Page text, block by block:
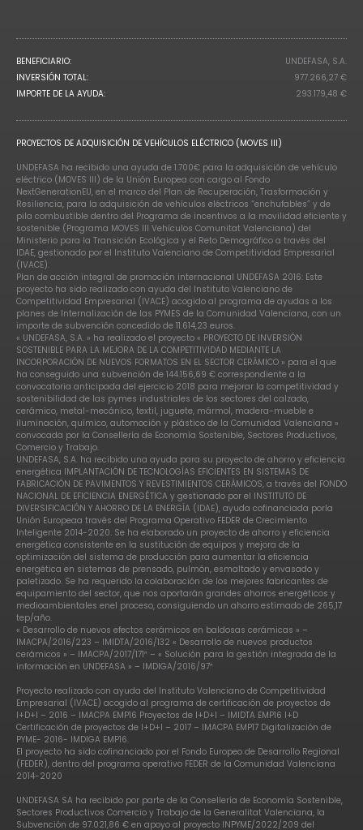
BENEFICIARIO:
UNDEFASA, S.A.
INVERSIÓN TOTAL:
977.266,27 €
IMPORTE DE LA AYUDA:
293.179,48 €
PROYECTOS DE ADQUISICIÓN DE VEHÍCULOS ELÉCTRICO (MOVES III)
UNDEFASA ha recibido una ayuda de 1.700€ para la adquisición de vehículo
eléctrico (MOVES III) de la Unión Europea con cargo al Fondo
NextGenerationEU, en el marco del Plan de Recuperación, Trasformación y
Resiliencia, para la adquisición de vehículos eléctricos “enchufables” y de
pila combustible dentro del Programa de incentivos a la movilidad eficiente y
sostenible (Programa MOVES III Vehículos Comunitat Valenciana) del
Ministerio para la Transición Ecológica y el Reto Demográfico a través del
IDAE, gestionado por el Instituto Valenciano de Competitividad Empresarial
(IVACE).
Plan de acción integral de promoción internacional UNDEFASA 2016: Este
proyecto ha sido realizado con ayuda del Instituto Valenciano de
Competitividad Empresarial (IVACE) acogido al programa de ayudas a los
planes de Internalización de las PYMES de la Comunidad Valenciana, con un
importe de subvención concedido de 11.614,23 euros.
« UNDEFASA, S.A. » ha realizado el proyecto « PROYECTO DE INVERSIÓN
SOSTENIBLE PARA LA MEJORA DE LA COMPETITIVIDAD MEDIANTE LA
INCORPORACIÓN DE NUEVOS FORMATOS EN EL SECTOR CERÁMICO » para el que
ha conseguido una subvención de 144.156,69 € correspondiente a la
convocatoria anticipada del ejercicio 2018 para mejorar la competitividad y
sostenibilidad de las pymes industriales de los sectores del calzado,
cerámico, metal-mecánico, textil, juguete, mármol, madera-mueble e
iluminación, químico, automoción y plástico de la Comunidad Valenciana »
convocada por la Consellería de Economía Sostenible, Sectores Productivos,
Comercio y Trabajo.
UNDEFASA, S.A. ha recibido una ayuda para su proyecto de ahorro y eficiencia
energética IMPLANTACIÓN DE TECNOLOGÍAS EFICIENTES EN SISTEMAS DE
FABRICACIÓN DE PAVIMENTOS Y REVESTIMIENTOS CERÁMICOS, a través del FONDO
NACIONAL DE EFICIENCIA ENERGÉTICA y gestionado por el INSTITUTO DE
DIVERSIFICACIÓN Y AHORRO DE LA ENERGÍA (IDAE), ayuda cofinanciada porla
Unión Europeaa través del Programa Operativo FEDER de Crecimiento
Inteligente 2014-2020. Se ha elaborado un proyecto de ahorro y eficiencia
energética consistente en la sustitución de equipos y mejora de la
optimización del sistema de producción para aumentar la eficiencia
energética en sistemas de prensado, pulmón, esmaltado y envasado y
paletizado. Se ha requerido la colaboración de los mejores fabricantes de
equipamiento del sector, que nos aportarán grandes ahorros energéticos y
medioambientales enel proceso, consiguiendo un ahorro estimado de 265,17
tep/año.
« Desarrollo de nuevos efectos cerámicos en baldosas cerámicas » –
IMACPA/2016/223 – IMIDTA/2016/132 « Desarrollo de nuevos productos
cerámicos » – IMACPA/2017/171″ – « Solución para la gestión integrada de la
información en UNDEFASA » – IMDIGA/2016/97″
Proyecto realizado con ayuda del Instituto Valenciano de Competitividad
Empresarial (IVACE) acogido al programa de certificación de proyectos de
I+D+I – 2016 – IMACPA EMP16 Proyectos de I+D+I – IMIDTA EMP16 I+D
Certificación de proyectos de I+D+I – 2017 – IMACPA EMP17 Digitalización de
PYME- 2016- IMDIGA EMP16.
El proyecto ha sido cofinanciado por el Fondo Europeo de Desarrollo Regional
(FEDER), dentro del programa operativo FEDER de la Comunidad Valenciana
2014-2020
UNDEFASA SA ha recibido por parte de la Consellería de Economía Sostenible,
Sectores Productivos Comercio y Trabajo de la Generalitat Valenciana, la
Subvención de 97.021,86 € en apoyo al proyecto INPYME/2022/209 del